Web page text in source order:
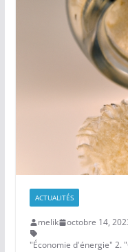
ACTUALITÉS
melik octobre 14,
"Économie d'énergie" 2.